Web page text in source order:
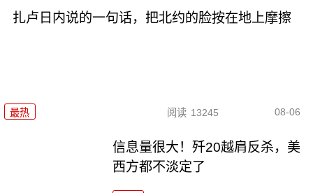
扎卢日内说的一句话，把北约的脸按在地上摩擦
最热 阅读 13245 08-06
信息量很大！歼20越肩反杀，美
西方都不淡定了